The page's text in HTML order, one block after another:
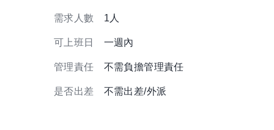
需求人數 1人
可上班日 一週內
管理責任 不需負擔管理責任
是否出差 不需出差/外派